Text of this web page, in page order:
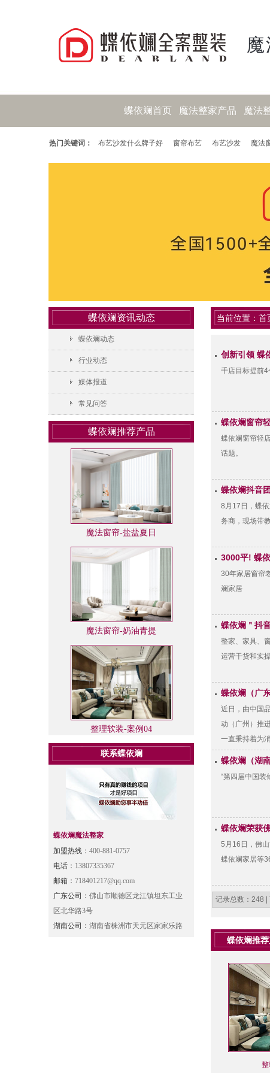
蝶依斓首页 魔法整家产品 魔法
热门关键词： 布艺沙发什么牌子好 窗帘布艺 布艺沙发 魔法
蝶依斓资讯动态
蝶依斓动态
行业动态
媒体报道
常见问答
蝶依斓推荐产品
魔法窗帘-盐盐夏日
魔法窗帘-奶油青提
整理软装-案例04
联系蝶依斓
蝶依斓魔法整家
加盟热线： 400-881-0757
电话： 13807335367
邮箱： 718401217@qq.com
广东公司： 佛山市顺德区龙江镇坦东工业
区北华路3号
湖南公司： 湖南省株洲市天元区家家乐路
当前位置： 首
创新引领 蝶
千店目标提前4
蝶依斓窗帘
蝶依斓窗帘轻
话题。
蝶依斓抖音
8月17日，蝶
务商，现场带
3000平! 蝶
30年家居窗帘
斓家居
蝶依斓＂抖
整家、家具、
运营干货和实
蝶依斓（广
近日，由中国
动（广州）推
一直秉持着为
蝶依斓（湖
“第四届中国装
蝶依斓荣获
5月16日，佛
蝶依斓家居等
记录总数：248 |
蝶依斓推